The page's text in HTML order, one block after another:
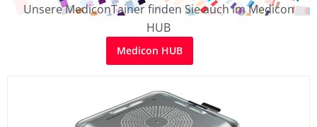
Unsere MediconTainer finden Sie auch im Medicon
HUB
Medicon HUB